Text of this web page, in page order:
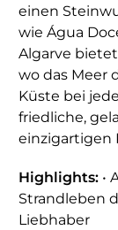
einen
wie Água
Algarve
wo das Meer
Küste bei
friedliche,
einzigartigen
Highlights: •
Strandleben
Liebhaber